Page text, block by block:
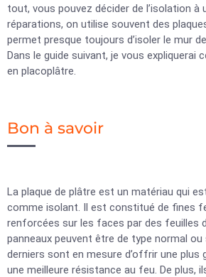
tout, vous pouvez décider de l’isolation à
réparations, on utilise souvent des
permet presque toujours d’isoler le mur
Dans le guide suivant, je vous expliquerai
en placoplâtre.
Bon à savoir
La plaque de plâtre est un matériau qui
comme isolant. Il est constitué de fines
renforcées sur les faces par des feuilles
panneaux peuvent être de type normal ou
derniers sont en mesure d’offrir une plus
une meilleure résistance au feu. De plus,